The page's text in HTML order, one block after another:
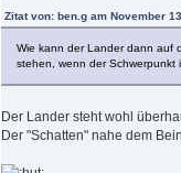
Zitat von: ben.g am November
Wie kann der Lander dann auf
stehen, wenn der Schwerpunkt
Der Lander steht wohl
Der "Schatten" nahe dem